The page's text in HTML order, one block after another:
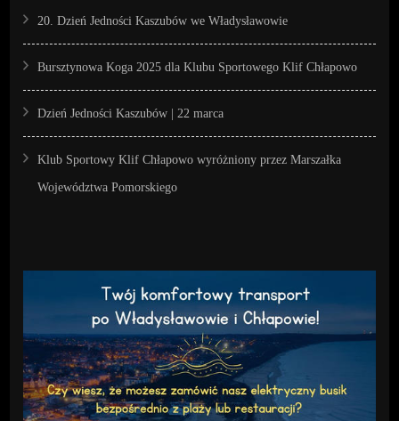
20. Dzień Jedności Kaszubów we Władysławowie
Bursztynowa Koga 2025 dla Klubu Sportowego Klif Chłapowo
Dzień Jedności Kaszubów | 22 marca
Klub Sportowy Klif Chłapowo wyróżniony przez Marszałka
Województwa Pomorskiego